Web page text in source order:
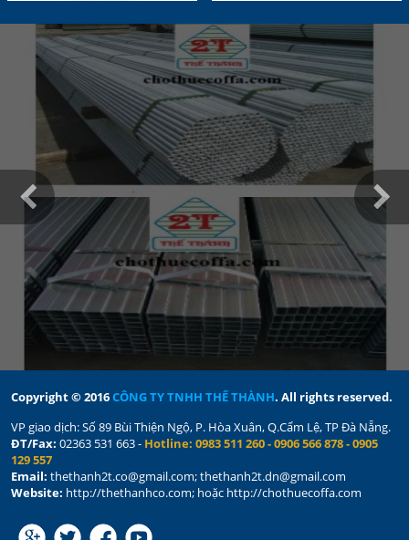
Copyright © 2016CÔNG TY TNHH THẾ THÀNH. All rights reserved.
VP giao dịch:Số 89 Bùi Thiện Ngộ, P. Hòa Xuân,Q.Cẩm Lệ,TP Đà Nẵng.
ĐT/Fax: 02363 531 663 - Hotline: 0983 511 260 - 0906 566 878 - 0905
129 557
Email: thethanh2t.co@gmail.com; thethanh2t.dn@gmail.com
Website: http://thethanhco.com; hoặc http://chothuecoffa.com